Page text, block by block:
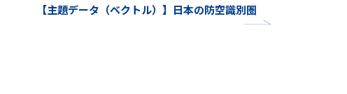
【主題データ（ベクトル）】日本の防空識別圏